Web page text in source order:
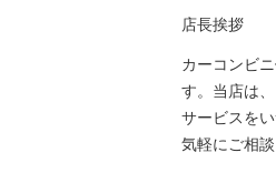
店長挨拶
カーコンビ
す。当店は
サービスを
気軽にご相